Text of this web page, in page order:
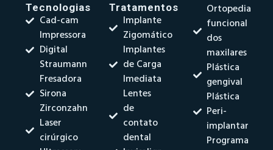
Tecnologias
Cad-cam
Impressora
Digital
Straumann
Fresadora
Sirona
Zirconzahn
Laser
cirúrgico
Tratamentos
Implante
Zigomático
Implantes
de Carga
Imediata
Lentes
de
contato
dental
Ortopedia
funcional
dos
maxilares
Plástica
gengival
Plástica
Peri-
implantar
Programa